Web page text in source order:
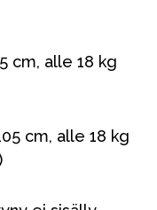
cm, alle 18 kg
cm, alle 18 kg